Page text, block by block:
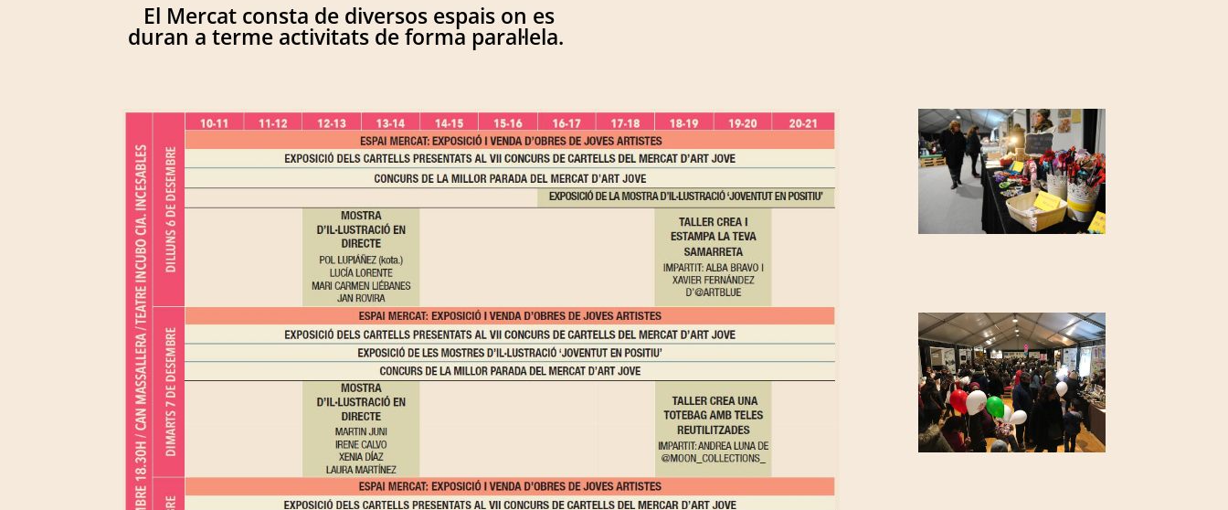
El Mercat consta de diversos espais on es
duran a terme activitats de forma paral·lela.